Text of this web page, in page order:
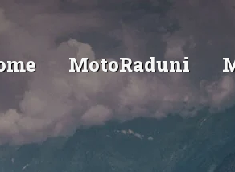
MotoRaduni